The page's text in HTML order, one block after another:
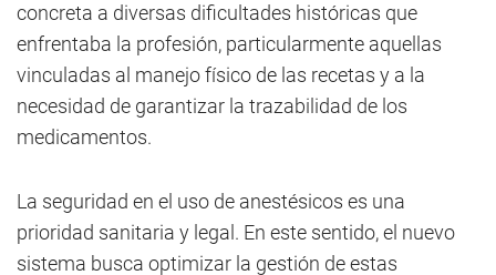
concreta a diversas dificultades históricas que
enfrentaba la profesión, particularmente aquellas
vinculadas al manejo físico de las recetas y a la
necesidad de garantizar la trazabilidad de los
medicamentos.
La seguridad en el uso de anestésicos es una
prioridad sanitaria y legal. En este sentido, el nuevo
sistema busca optimizar la gestión de estas